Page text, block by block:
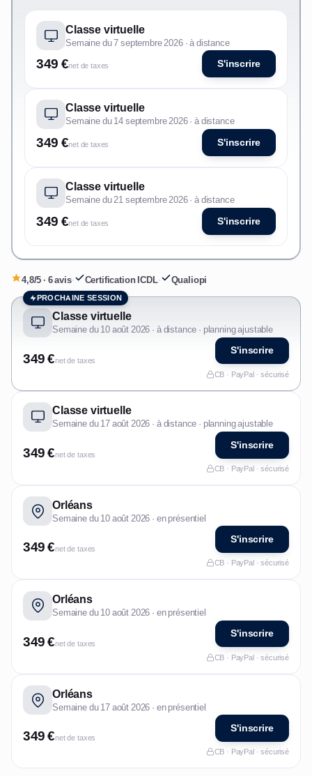
Classe virtuelle
Semaine du 7 septembre 2026 · à distance
349 €net de taxes S'inscrire
Classe virtuelle
Semaine du 14 septembre 2026 · à distance
349 €net de taxes S'inscrire
Classe virtuelle
Semaine du 21 septembre 2026 · à distance
349 €net de taxes S'inscrire
4,8/5 · 6 avis· Certification ICDL· Qualiopi
PROCHAINE SESSION
Classe virtuelle
Semaine du 10 août 2026 · à distance · planning ajustable
349 €net de taxes
S'inscrire
CB · PayPal · sécurisé
Classe virtuelle
Semaine du 17 août 2026 · à distance · planning ajustable
349 €net de taxes
S'inscrire
CB · PayPal · sécurisé
Orléans
Semaine du 10 août 2026 · en présentiel
349 €net de taxes
S'inscrire
CB · PayPal · sécurisé
Orléans
Semaine du 10 août 2026 · en présentiel
349 €net de taxes
S'inscrire
CB · PayPal · sécurisé
Orléans
Semaine du 17 août 2026 · en présentiel
349 €net de taxes
S'inscrire
CB · PayPal · sécurisé